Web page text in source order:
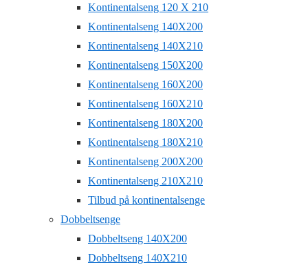
Kontinentalseng 120 X 210
Kontinentalseng 140X200
Kontinentalseng 140X210
Kontinentalseng 150X200
Kontinentalseng 160X200
Kontinentalseng 160X210
Kontinentalseng 180X200
Kontinentalseng 180X210
Kontinentalseng 200X200
Kontinentalseng 210X210
Tilbud på kontinentalsenge
Dobbeltsenge
Dobbeltseng 140X200
Dobbeltseng 140X210